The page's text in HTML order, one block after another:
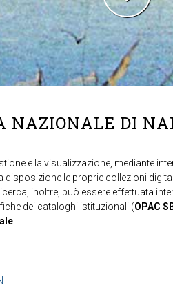
NAZIONALE DI
e la visualizzazione, mediante
disposizione le proprie collezioni
inoltre, può essere effettuata
dei cataloghi istituzionali (OPAC
.